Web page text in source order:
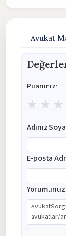
Avukat
Puanınız:
★ ★ ★
Adınız
E-posta
Yorumunuz: